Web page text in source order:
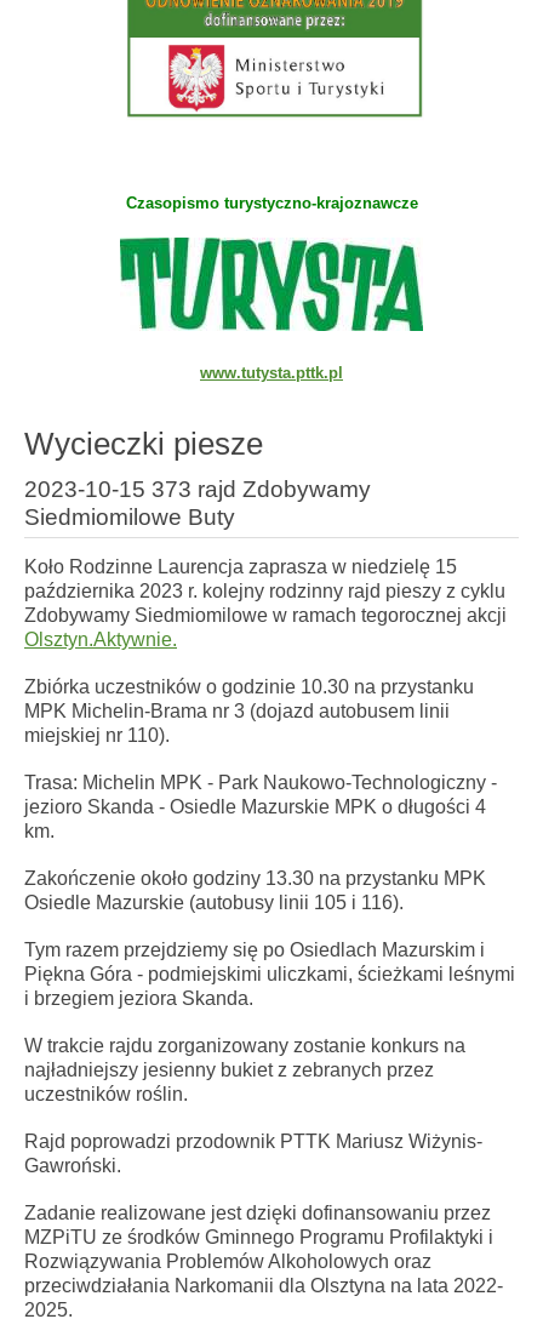
Czasopismo turystyczno-krajoznawcze
www.tutysta.pttk.pl
Wycieczki piesze
2023-10-15 373 rajd Zdobywamy
Siedmiomilowe Buty
Koło Rodzinne Laurencja zaprasza w niedzielę 15
października 2023 r. kolejny rodzinny rajd pieszy z cyklu
Zdobywamy Siedmiomilowe w ramach tegorocznej akcji
Olsztyn.Aktywnie.
Zbiórka uczestników o godzinie 10.30 na przystanku
MPK Michelin-Brama nr 3 (dojazd autobusem linii
miejskiej nr 110).
Trasa: Michelin MPK - Park Naukowo-Technologiczny -
jezioro Skanda - Osiedle Mazurskie MPK o długości 4
km.
Zakończenie około godziny 13.30 na przystanku MPK
Osiedle Mazurskie (autobusy linii 105 i 116).
Tym razem przejdziemy się po Osiedlach Mazurskim i
Piękna Góra - podmiejskimi uliczkami, ścieżkami leśnymi
i brzegiem jeziora Skanda.
W trakcie rajdu zorganizowany zostanie konkurs na
najładniejszy jesienny bukiet z zebranych przez
uczestników roślin.
Rajd poprowadzi przodownik PTTK Mariusz Wiżynis-
Gawroński.
Zadanie realizowane jest dzięki dofinansowaniu przez
MZPiTU ze środków Gminnego Programu Profilaktyki i
Rozwiązywania Problemów Alkoholowych oraz
przeciwdziałania Narkomanii dla Olsztyna na lata 2022-
2025.